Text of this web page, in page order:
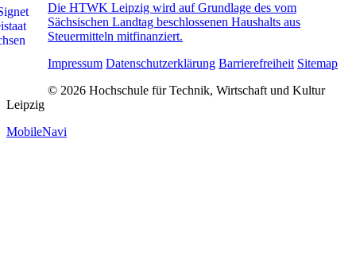
Die HTWK Leipzig wird auf Grundlage des vom
Sächsischen Landtag beschlossenen Haushalts aus
Steuermitteln mitfinanziert.
Impressum Datenschutzerklärung Barrierefreiheit Sitemap
© 2026 Hochschule für Technik, Wirtschaft und Kultur
Leipzig
MobileNavi